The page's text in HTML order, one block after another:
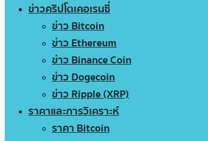
ข่าวคริปโตเคอเรนซี่
ข่าว Bitcoin
ข่าว Ethereum
ข่าว Binance Coin
ข่าว Dogecoin
ข่าว Ripple (XRP)
ราคาและการวิเคราะห์
ราคา Bitcoin